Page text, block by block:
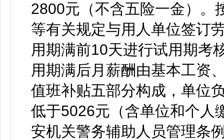
2800元（不含五险一金）。
等有关规定与用人单位签订
用期满前10天进行试用期考
用期满后月薪酬由基本工资
值班补贴五部分构成，单位
低于5026元（含单位和个人
安机关警务辅助人员管理条